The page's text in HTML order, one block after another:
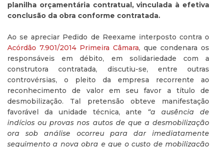
planilha orçamentária contratual, vinculada à efetiva
conclusão da obra conforme contratada.
Ao se apreciar Pedido de Reexame interposto contra o
Acórdão 7.901/2014 Primeira Câmara, que condenara os
responsáveis em débito, em solidariedade com a
construtora contratada, discutiu-se, entre outras
controvérsias, o pleito da empresa recorrente ao
reconhecimento de valor em seu favor a título de
desmobilização. Tal pretensão obteve manifestação
favorável da unidade técnica, ante “a ausência de
indícios ou provas nos autos de que a desmobilização
ora sob análise ocorreu para dar imediatamente
seguimento a nova obra e que o custo de mobilização